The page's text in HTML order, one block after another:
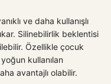
ve daha kullanışlı
Silinebilirlik beklentisi
Özellikle çocuk
kullanılan
avantajlı olabilir.